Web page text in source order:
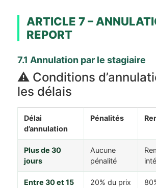
ARTICLE 7 –
REPORT
7.1 Annulation par le stagiaire
⚠️ Conditions
les délais
Délai
d’annulation
Pénalités
Plus de 30
jours
Aucune
pénalité
Entre 30 et 15
20% du prix